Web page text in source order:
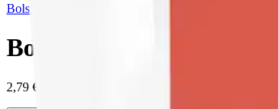
Bolsius
Bolsius True Scents –
2,79 €